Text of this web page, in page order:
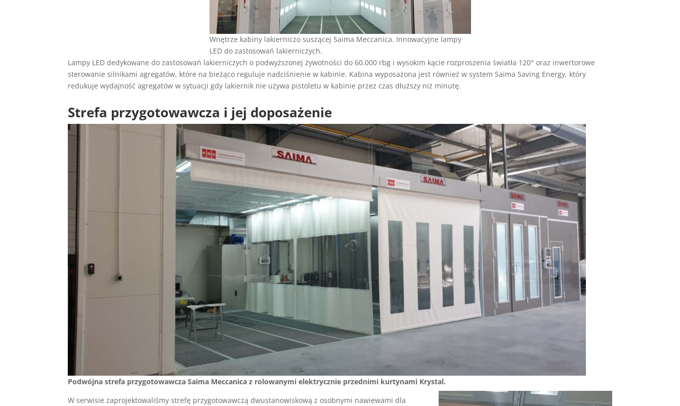
Wnętrze kabiny lakierniczo suszącej Saima Meccanica. Innowacyjne lampy
LED do zastosowań lakierniczych.
Lampy LED dedykowane do zastosowań lakierniczych o podwyższonej żywotności do 60.000 rbg i wysokim kącie rozproszenia światła 120° oraz inwertorowe
sterowanie silnikami agregatów, które na bieżąco reguluje nadciśnienie w kabinie. Kabina wyposażona jest również w system Saima Saving Energy, który
redukuje wydajność agregatów w sytuacji gdy lakiernik nie używa pistoletu w kabinie przez czas dłuższy niż minutę.
Strefa przygotowawcza i jej doposażenie
Podwójna strefa przygotowawcza Saima Meccanica z rolowanymi elektrycznie przednimi kurtynami Krystal.
W serwisie zaprojektowaliśmy strefę przygotowawczą dwustanowiskową z osobnymi nawiewami dla